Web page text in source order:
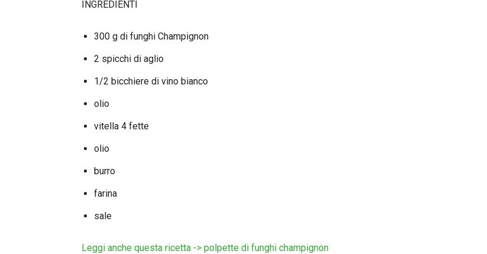
INGREDIENTI
300 g di funghi Champignon
2 spicchi di aglio
1/2 bicchiere di vino bianco
olio
vitella 4 fette
olio
burro
farina
sale
Leggi anche questa ricetta -> polpette di funghi champignon